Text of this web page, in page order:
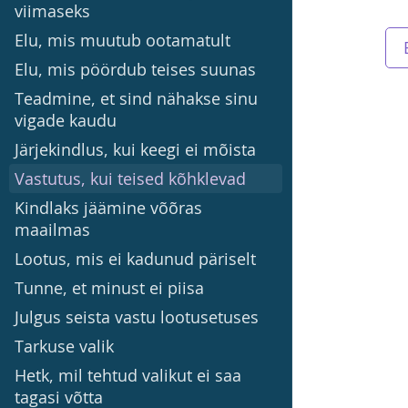
viimaseks
Elu, mis muutub ootamatult
Elu, mis pöördub teises suunas
Teadmine, et sind nähakse sinu
vigade kaudu
Järjekindlus, kui keegi ei mõista
Vastutus, kui teised kõhklevad
Kindlaks jäämine võõras
maailmas
Lootus, mis ei kadunud päriselt
Tunne, et minust ei piisa
Julgus seista vastu lootusetuses
Tarkuse valik
Hetk, mil tehtud valikut ei saa
tagasi võtta